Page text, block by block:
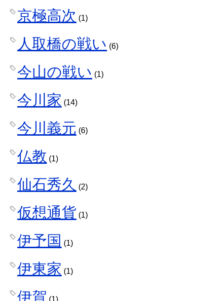
京極高次 (1)
人取橋の戦い (6)
今山の戦い (1)
今川家 (14)
今川義元 (6)
仏教 (1)
仙石秀久 (2)
仮想通貨 (1)
伊予国 (1)
伊東家 (1)
伊賀